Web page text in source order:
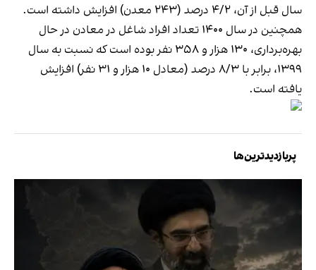
سال قبل از آن، ۴/۲ درصد (۲۴۳ معدن) افزایش داشته است.
همچنین در سال ۱۴۰۰ تعداد افراد شاغل در معادن در حال
بهره‌برداری، ۱۳۰ هزار و ۳۵۸ نفر بوده است که نسبت به سال
۱۳۹۹، برابر با ۸/۳ درصد (معادل ۱۰ هزار و ۳۱ نفر) افزایش
یافته است.
پربازدیدترین‌ها